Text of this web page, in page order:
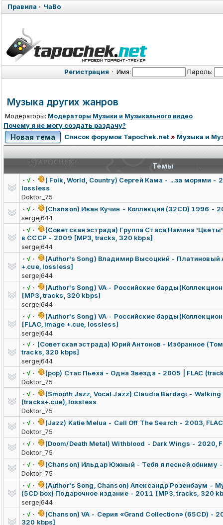
Правила · ЧаВо
Регистрация · Имя: Пароль:
Музыка других жанров
Модераторы: Модераторы Музыки и Музыкального видео
Почему я не могу создать раздачу?
Новая тема Список форумов Tapochek.net» Музыка и
Темы
· √ ·
( Folk, World, Country) Сергей Кама - ...за морями -
lossless
Doktor_75
· √ ·
(Chanson) Иван Кучин - Коллекция (32CD) 1996 -
sergej644
· √ ·
(Советская эстрада) Группа Стаса Намина
в СССР - 2009 [MP3, tracks, 320 kbps]
sergej644
· √ ·
(Author's Song) Владимир Высоцкий - Платиновый
+.cue, lossless]
sergej644
· √ ·
(Author's Song) VA - Российские
[MP3, tracks, 320 kbps]
sergej644
· √ ·
(Author's Song) VA - Российские
[FLAC, image +.cue, lossless]
sergej644
· √ · (Советская эстрада) Юрий Антонов - Избранное
tracks, 320 kbps]
sergej644
· √ ·
(pop) Стас Пьеха - Одна Звезда - 2005 | FLAC
Doktor_75
· √ ·
(Smooth Jazz, Vocal Jazz) Claudia Bardagi -
(tracks+.cue), lossless
Doktor_75
· √ ·
(Jazz) Katie Melua - Call Off The Search - 2003,
Doktor_75
· √ ·
(Doom/Death Metal) Withblood - Dark Wings - 2020,
Doktor_75
· √ ·
(Chanson) Ильдар Южный - Тебя я песней обниму
Doktor_75
· √ ·
(Author's Song, Chanson) Александр Розенбаум -
(5CD box) Подарочное издание - 2011 [MP3, tracks, 320
sergej644
· √ ·
(Chanson) VA - Серия «Grand Collection» (65CD) -
320 kbps]